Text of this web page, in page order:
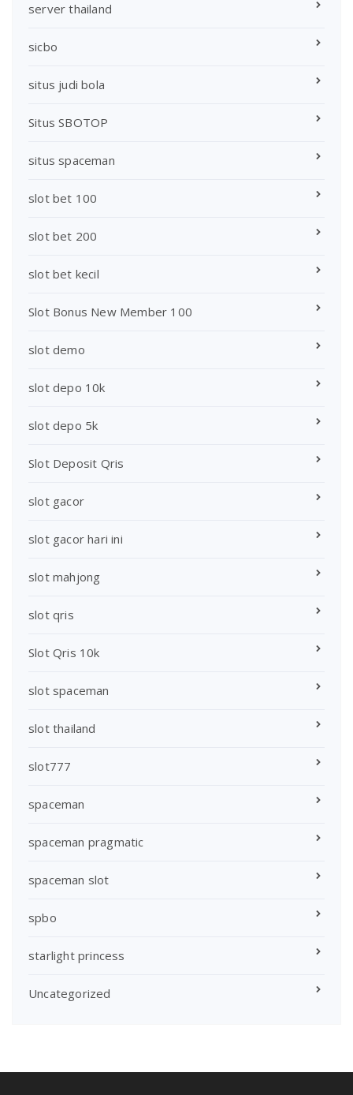
server thailand
sicbo
situs judi bola
Situs SBOTOP
situs spaceman
slot bet 100
slot bet 200
slot bet kecil
Slot Bonus New Member 100
slot demo
slot depo 10k
slot depo 5k
Slot Deposit Qris
slot gacor
slot gacor hari ini
slot mahjong
slot qris
Slot Qris 10k
slot spaceman
slot thailand
slot777
spaceman
spaceman pragmatic
spaceman slot
spbo
starlight princess
Uncategorized